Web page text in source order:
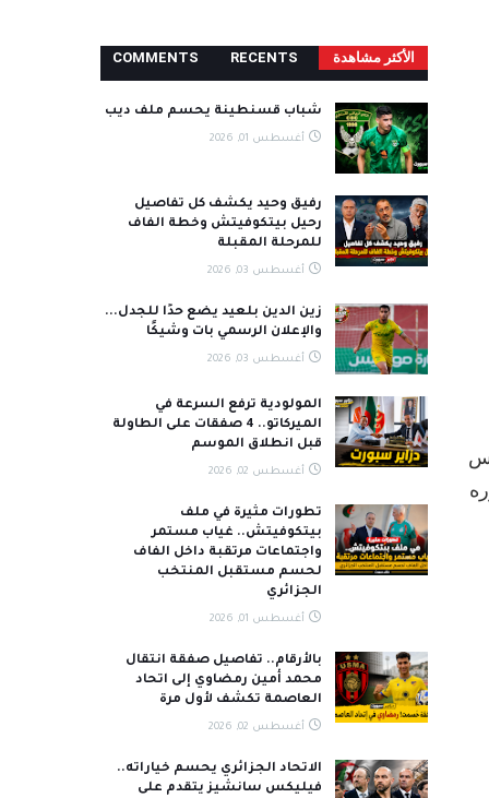
الأكثر مشاھدة RECENTS
COMMENTS
شباب قسنطينة يحسم ملف ديب
أغسطس 01, 2026
رفيق وحيد يكشف كل تفاصيل
رحيل بيتكوفيتش وخطة الفاف
للمرحلة المقبلة
أغسطس 03, 2026
زين الدين بلعيد يضع حدًا للجدل...
والإعلان الرسمي بات وشيكًا
أغسطس 03, 2026
المولودية ترفع السرعة في
الميركاتو.. 4 صفقات على الطاولة
قبل انطلاق الموسم
أغسطس 02, 2026
تطورات مثيرة في ملف
بيتكوفيتش.. غياب مستمر
واجتماعات مرتقبة داخل الفاف
لحسم مستقبل المنتخب
الجزائري
أغسطس 01, 2026
بالأرقام.. تفاصيل صفقة انتقال
محمد أمين رمضاوي إلى اتحاد
العاصمة تكشف لأول مرة
أغسطس 02, 2026
الاتحاد الجزائري يحسم خياراته..
فيليكس سانشيز يتقدم على